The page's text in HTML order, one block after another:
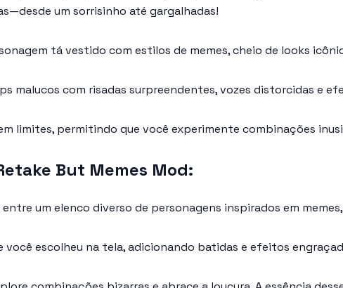
um sorrisinho até gargalhadas!
tá vestido com estilos de memes, cheio de looks
malucos com risadas surpreendentes, vozes distorcidas e
limites, permitindo que você experimente combinações
But Memes Mod:
um elenco diverso de personagens inspirados em
você escolheu na tela, adicionando batidas e efeitos